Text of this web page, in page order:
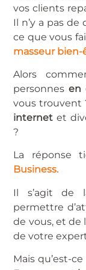
vos clients
Il n’y a pas
ce que vous
masseur bien-
Alors
personnesen
vous trouvent
internet et
?
La réponse
Business.
Il s’agit de
permettre
de vous, et de
de votre
Mais qu’est-